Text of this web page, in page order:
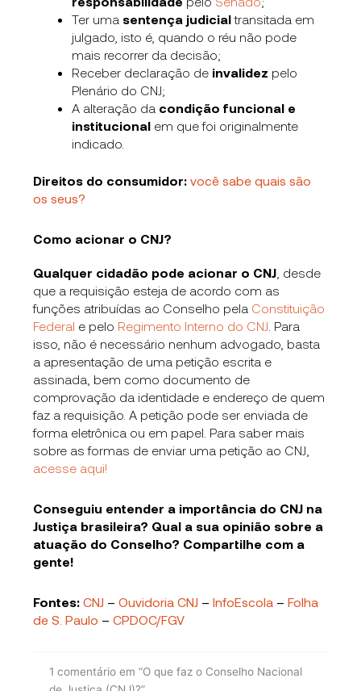
Ter uma sentença judicialtransitada em
julgado, isto é, quando o réu não pode
mais recorrer da decisão;
Receber declaração de invalidez pelo
Plenário do CNJ;
A alteração da condição funcional e
institucional em que foi originalmente
indicado.
Direitos do consumidor:você sabe quais são
os seus?
Como acionar o CNJ?
Qualquer cidadão pode acionar o CNJ , desde
que a requisição esteja de acordo com as
funções atribuídas ao Conselho pela Constituição
Federal e pelo Regimento Interno do CNJ . Para
isso, não é necessário nenhum advogado, basta
a apresentação de uma petição escrita e
assinada, bem como documento de
comprovação da identidade e endereço de quem
faz a requisição. A petição pode ser enviada de
forma eletrônica ou em papel. Para saber mais
sobre as formas de enviar uma petição ao CNJ,
acesse aqui!
Conseguiu entender a importância do CNJ na
Justiça brasileira? Qual a sua opinião sobre a
atuação do Conselho? Compartilhe com a
gente!
Fontes:CNJ –Ouvidoria CNJ –InfoEscola –Folha
de S. Paulo –CPDOC/FGV
1 comentário em “O que faz o Conselho Nacional